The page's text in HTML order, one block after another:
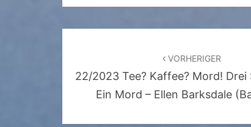
Beitragsnavigation
VORHERIGER
22/2023 Tee? Kaffee? Mord! Drei
Ein Mord – Ellen Barksdale